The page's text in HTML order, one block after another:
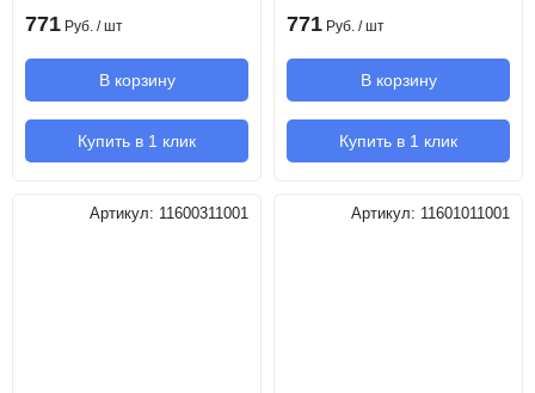
771 Руб. / шт
В корзину
Купить в 1 клик
771 Руб. / шт
В корзину
Купить в 1 клик
Артикул: 11600311001 Артикул: 11601011001